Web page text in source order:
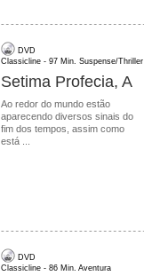
DVD
Classicline - 97 Min. Suspense/Thriller
Setima Profecia, A
Ao redor do mundo estão
aparecendo diversos sinais do
fim dos tempos, assim como
está ...
DVD
Classicline - 86 Min. Aventura